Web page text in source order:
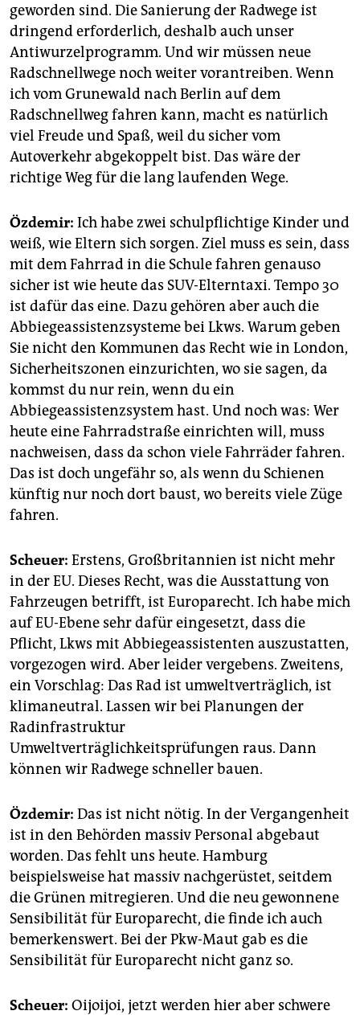
geworden sind. Die Sanierung der Radwege ist
dringend erforderlich, deshalb auch unser
Antiwurzelprogramm. Und wir müssen neue
Radschnellwege noch weiter vorantreiben. Wenn
ich vom Grunewald nach Berlin auf dem
Radschnellweg fahren kann, macht es natürlich
viel Freude und Spaß, weil du sicher vom
Autoverkehr abgekoppelt bist. Das wäre der
richtige Weg für die lang laufenden Wege.
Özdemir: Ich habe zwei schulpflichtige Kinder und
weiß, wie Eltern sich sorgen. Ziel muss es sein, dass
mit dem Fahrrad in die Schule fahren genauso
sicher ist wie heute das SUV-Eltern­taxi. Tempo 30
ist dafür das eine. Dazu gehören aber auch die
Abbiegeassistenzsysteme bei Lkws. Warum geben
Sie nicht den Kommunen das Recht wie in London,
Sicherheitszonen einzurichten, wo sie sagen, da
kommst du nur rein, wenn du ein
Abbiegeassistenzsystem hast. Und noch was: Wer
heute eine Fahrradstraße einrichten will, muss
nachweisen, dass da schon viele Fahrräder fahren.
Das ist doch ungefähr so, als wenn du Schienen
künftig nur noch dort baust, wo bereits viele Züge
fahren.
Scheuer: Erstens, Großbritannien ist nicht mehr
in der EU. Dieses Recht, was die Ausstattung von
Fahrzeugen betrifft, ist Europarecht. Ich habe mich
auf EU-Ebene sehr dafür eingesetzt, dass die
Pflicht, Lkws mit Abbiegeassistenten auszustatten,
vorgezogen wird. Aber leider vergebens. Zweitens,
ein Vorschlag: Das Rad ist umweltverträglich, ist
klimaneutral. Lassen wir bei Planungen der
Radinfrastruktur
Umweltverträglichkeitsprüfungen raus. Dann
können wir Radwege schneller bauen.
Özdemir: Das ist nicht nötig. In der Vergangenheit
ist in den Behörden massiv Personal abgebaut
worden. Das fehlt uns heute. Hamburg
beispielsweise hat massiv nachgerüstet, seitdem
die Grünen mitregieren. Und die neu gewonnene
Sensibilität für Europarecht, die finde ich auch
bemerkenswert. Bei der Pkw-Maut gab es die
Sensibilität für Europarecht nicht ganz so.
Scheuer: Oijoijoi, jetzt werden hier aber schwere